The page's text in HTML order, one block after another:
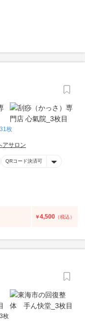
31枚
アサロン
QRコード決済可
￥4,500 （税込）
3枚